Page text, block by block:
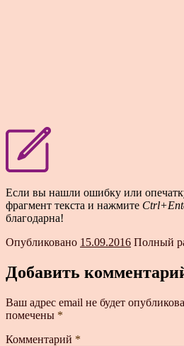
Если вы нашли ошибку или
фрагмент текста и нажмите
благодарна!
Опубликовано 15.09.2016 Полный
Добавить
Ваш адрес email не будет
помечены *
Комментарий *